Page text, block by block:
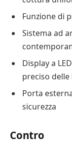
Funzione di
Sistema ad
Display a
preciso
Porta
sicurezza
Contro